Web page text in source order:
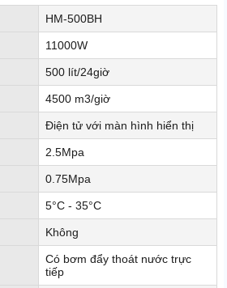
HM-500BH
11000W
500 lít/24giờ
4500 m3/giờ
Điện tử với màn hình hiển thị
2.5Mpa
0.75Mpa
5°C - 35°C
Không
Có bơm đẩy thoát nước trực
tiếp